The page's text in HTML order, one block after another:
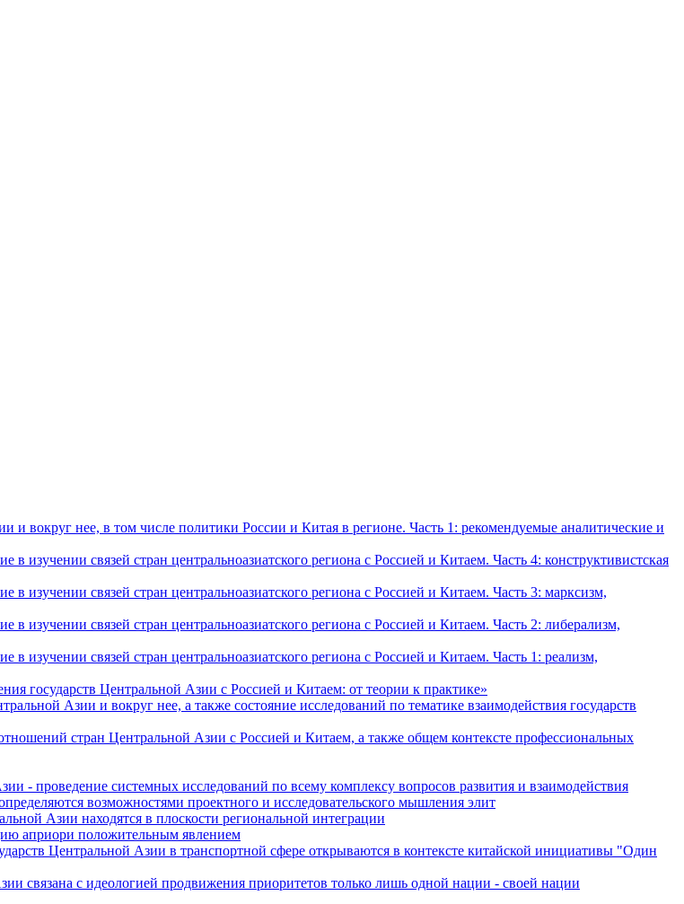
вокруг нее, в том числе политики России и Китая в регионе. Часть 1: рекомендуемые аналитические и
связей стран центральноазиатского региона с Россией и Китаем. Часть 4: конструктивистская
связей стран центральноазиатского региона с Россией и Китаем. Часть 3: марксизм,
связей стран центральноазиатского региона с Россией и Китаем. Часть 2: либерализм,
связей стран центральноазиатского региона с Россией и Китаем. Часть 1: реализм,
государств Центральной Азии с Россией и Китаем: от теории к практике»
Азии и вокруг нее, а также состояние исследований по тематике взаимодействия государств
стран Центральной Азии с Россией и Китаем, а также общем контексте профессиональных
- проведение системных исследований по всему комплексу вопросов развития и взаимодействия
возможностями проектного и исследовательского мышления элит
Азии находятся в плоскости региональной интеграции
априори положительным явлением
Центральной Азии в транспортной сфере открываются в контексте китайской инициативы "Один
связана с идеологией продвижения приоритетов только лишь одной нации - своей нации